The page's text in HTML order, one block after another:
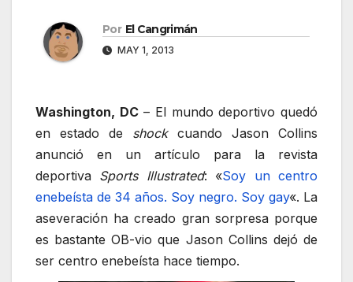
Por El Cangrimán
MAY 1, 2013
Washington, DC– El mundo deportivo quedó
en estado de shockcuando Jason Collins
anunció en un artículo para la revista
deportiva Sports Illustrated: «Soy un centro
enebeísta de 34 años. Soy negro. Soy gay«. La
aseveración ha creado gran sorpresa porque
es bastante OB-vio que Jason Collins dejó de
ser centro enebeísta hace tiempo.